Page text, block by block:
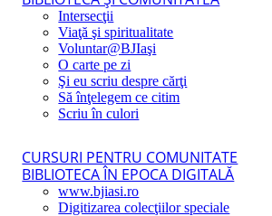
Intersecţii
Viaţă şi spiritualitate
Voluntar@BJIaşi
O carte pe zi
Şi eu scriu despre cărţi
Să înţelegem ce citim
Scriu în culori
CURSURI PENTRU COMUNITATE
BIBLIOTECA ÎN EPOCA DIGITALĂ
www.bjiasi.ro
Digitizarea colecţiilor speciale